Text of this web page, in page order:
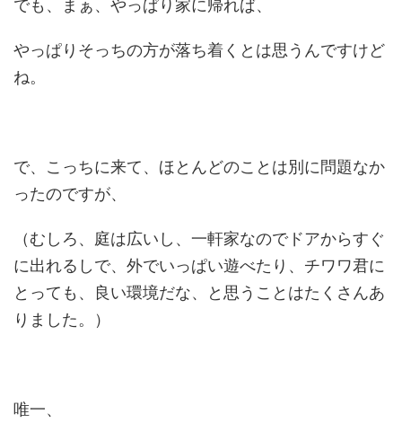
でも、まぁ、やっぱり家に帰れば、
やっぱりそっちの方が落ち着くとは思うんですけど
ね。
で、こっちに来て、ほとんどのことは別に問題なか
ったのですが、
（むしろ、庭は広いし、一軒家なのでドアからすぐ
に出れるしで、外でいっぱい遊べたり、チワワ君に
とっても、良い環境だな、と思うことはたくさんあ
りました。）
唯一、